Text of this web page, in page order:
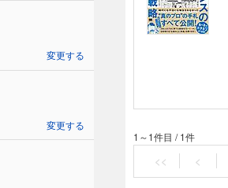
1～1件目 /1件
<< <
変更する
変更する